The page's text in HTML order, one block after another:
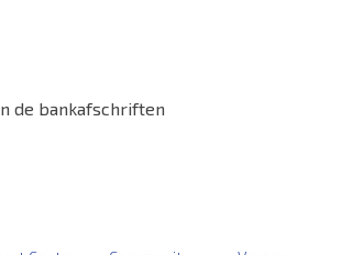
de bankafschriften